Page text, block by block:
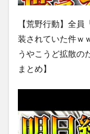
【荒野行動】全
装されていた件ｗ
うやこうど拡散の
まとめ】